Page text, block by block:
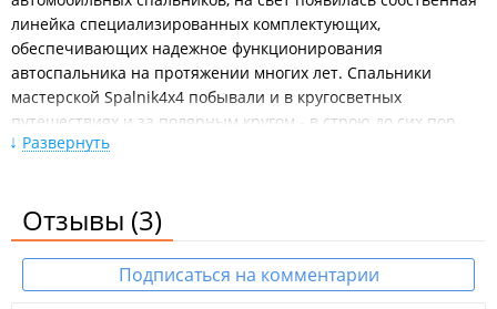
линейка специализированных комплектующих,
обеспечивающих надежное функционирования
автоспальника на протяжении многих лет. Спальники
мастерской Spalnik4x4 побывали и в кругосветных
путешествиях и за полярным кругом - в строю до сих пор.
Компания изготавливает:
внедорожников;
Автомобильные спальные системы;
активного отдыха в путешествиях.
Развернуть
Отзывы (3)
Подписаться на комментарии